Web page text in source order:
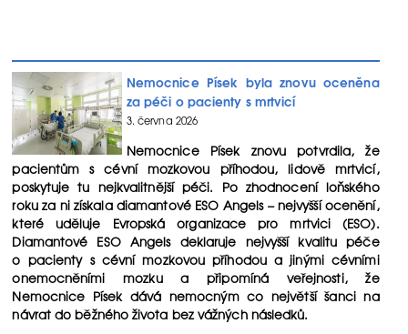
Nemocnice Písek byla znovu oceněna
za péči o pacienty s mrtvicí
3. června 2026
Nemocnice Písek znovu potvrdila, že
pacientům s cévní mozkovou příhodou, lidově mrtvicí,
poskytuje tu nejkvalitnější péči. Po zhodnocení loňského
roku za ni získala diamantové ESO Angels – nejvyšší ocenění,
které uděluje Evropská organizace pro mrtvici (ESO).
Diamantové ESO Angels deklaruje nejvyšší kvalitu péče
o pacienty s cévní mozkovou příhodou a jinými cévními
onemocněními mozku a připomíná veřejnosti, že
Nemocnice Písek dává nemocným co největší šanci na
návrat do běžného života bez vážných následků.